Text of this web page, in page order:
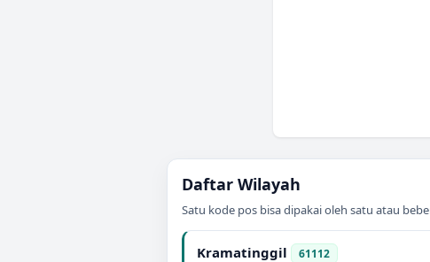
Daftar Wilayah
Satu kode pos bisa dipakai oleh satu atau
Kramatinggil 61112